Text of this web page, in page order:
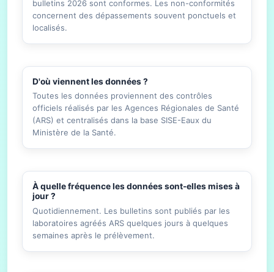
bulletins 2026 sont conformes. Les non-conformités
concernent des dépassements souvent ponctuels et
localisés.
D'où viennent les données ?
Toutes les données proviennent des contrôles
officiels réalisés par les Agences Régionales de Santé
(ARS) et centralisés dans la base SISE-Eaux du
Ministère de la Santé.
À quelle fréquence les données sont-elles mises à
jour ?
Quotidiennement. Les bulletins sont publiés par les
laboratoires agréés ARS quelques jours à quelques
semaines après le prélèvement.